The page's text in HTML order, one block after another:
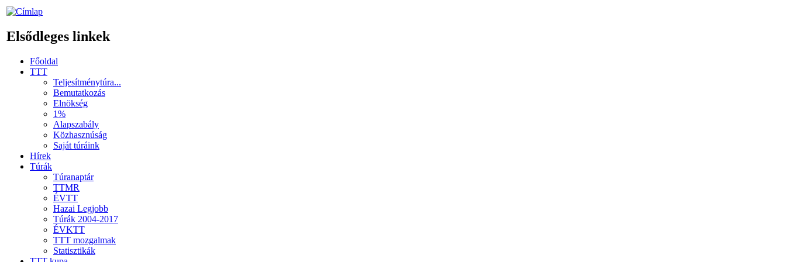
Elsődleges linkek
Főoldal
TTT
Teljesítménytúra...
Bemutatkozás
Elnökség
1%
Alapszabály
Közhasznúság
Saját túráink
Hírek
Túrák
Túranaptár
TTMR
ÉVTT
Hazai Legjobb
Túrák 2004-2017
ÉVKTT
TTT mozgalmak
Statisztikák